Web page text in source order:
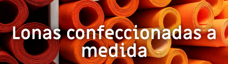
Lonas confeccionadas a
medida